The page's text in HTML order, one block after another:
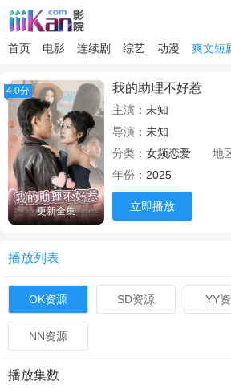
首页 电影 连续剧 综艺 动漫 爽文短
4.0分
更新全集
我的助理不好惹
主演： 未知
导演： 未知
分类： 女频恋爱 地
年份： 2025
立即播放
播放列表
OK资源 SD资源 YY
NN资源
播放集数